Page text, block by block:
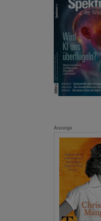
Anzeige